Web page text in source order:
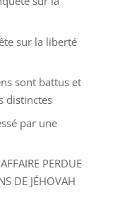
sur la liberté
sont battus et
distinctes
par une
PERDUE
DE JÉHOVAH